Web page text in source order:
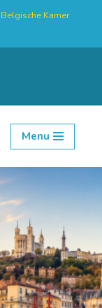
Belgische Kamer
Menu